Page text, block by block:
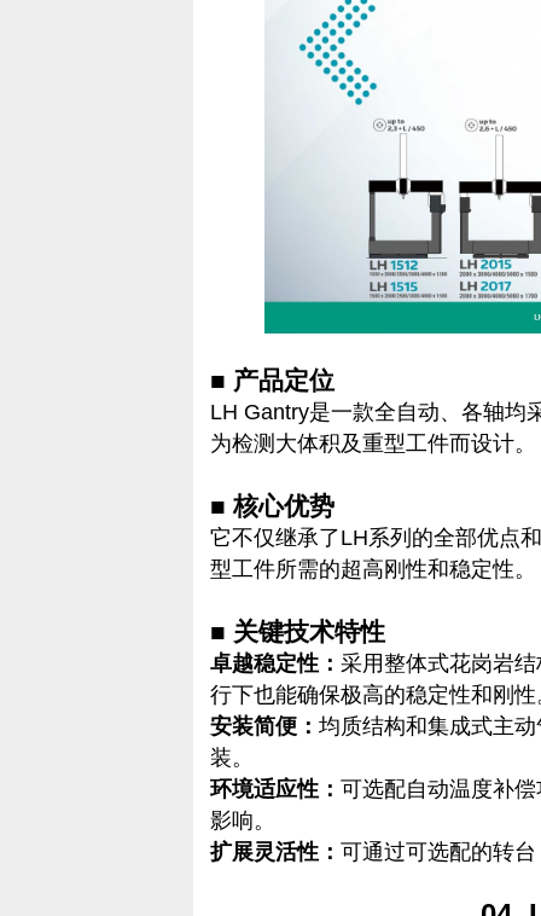
■ 产品定位
LH Gantry是一款全自动、各轴均
为检测大体积及重型工件而设计。
■ 核心优势
它不仅继承了LH系列的全部优点
型工件所需的超高刚性和稳定性。
■ 关键技术特性
卓越稳定性： 采用整体式花岗岩
行下也能确保极高的稳定性和刚性
安装简便： 均质结构和集成式主
装。
环境适应性： 可选配自动温度补
影响。
扩展灵活性： 可通过可选配的转